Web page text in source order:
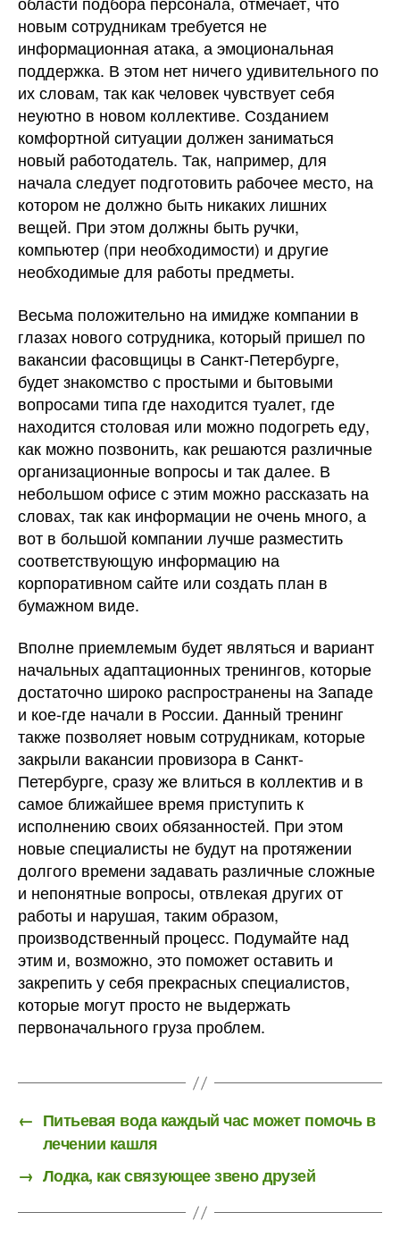
новым сотрудникам требуется не
информационная атака, а эмоциональная
поддержка. В этом нет ничего удивительного по
их словам, так как человек чувствует себя
неуютно в новом коллективе. Созданием
комфортной ситуации должен заниматься
новый работодатель. Так, например, для
начала следует подготовить рабочее место, на
котором не должно быть никаких лишних
вещей. При этом должны быть ручки,
компьютер (при необходимости) и другие
необходимые для работы предметы.
Весьма положительно на имидже компании в
глазах нового сотрудника, который пришел по
вакансии фасовщицы в Санкт-Петербурге,
будет знакомство с простыми и бытовыми
вопросами типа где находится туалет, где
находится столовая или можно подогреть еду,
как можно позвонить, как решаются различные
организационные вопросы и так далее. В
небольшом офисе с этим можно рассказать на
словах, так как информации не очень много, а
вот в большой компании лучше разместить
соответствующую информацию на
корпоративном сайте или создать план в
бумажном виде.
Вполне приемлемым будет являться и вариант
начальных адаптационных тренингов, которые
достаточно широко распространены на Западе
и кое-где начали в России. Данный тренинг
также позволяет новым сотрудникам, которые
закрыли вакансии провизора в Санкт-
Петербурге, сразу же влиться в коллектив и в
самое ближайшее время приступить к
исполнению своих обязанностей. При этом
новые специалисты не будут на протяжении
долгого времени задавать различные сложные
и непонятные вопросы, отвлекая других от
работы и нарушая, таким образом,
производственный процесс. Подумайте над
этим и, возможно, это поможет оставить и
закрепить у себя прекрасных специалистов,
которые могут просто не выдержать
первоначального груза проблем.
← Питьевая вода каждый час может помочь в
лечении кашля
→ Лодка, как связующее звено друзей